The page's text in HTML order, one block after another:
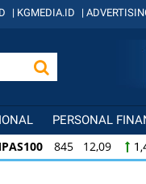
| KGMEDIA.ID |
PERSONAL
845 12,09
LQ45 640 9,44